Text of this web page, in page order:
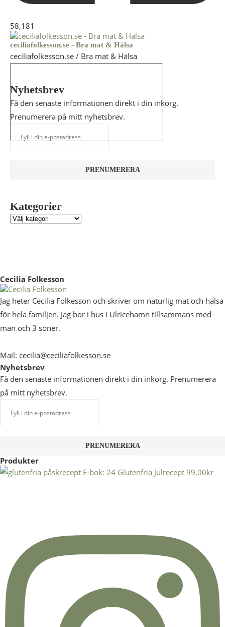
58,181
ceciliafolkesson.se - Bra mat & Hälsa
ceciliafolkesson.se / Bra mat & Hälsa
Nyhetsbrev
Få den senaste informationen direkt i din inkorg.
Prenumerera på mitt nyhetsbrev.
Kategorier
Cecilia Folkesson
Jag heter Cecilia Folkesson och skriver om naturlig mat och hälsa
för hela familjen. Jag bor i hus i Ulricehamn tillsammans med
man och 3 söner.
Mail: cecilia@ceciliafolkesson.se
Nyhetsbrev
Få den senaste informationen direkt i din inkorg. Prenumerera
på mitt nyhetsbrev.
Produkter
E-bok: 24 Glutenfria Julrecept 99,00kr